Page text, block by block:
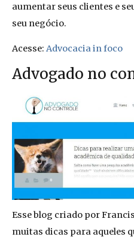
aumentar seus clientes e
seu negócio.
Acesse: Advocacia in foco
Advogado no
Esse blog criado por
muitas dicas para aqueles